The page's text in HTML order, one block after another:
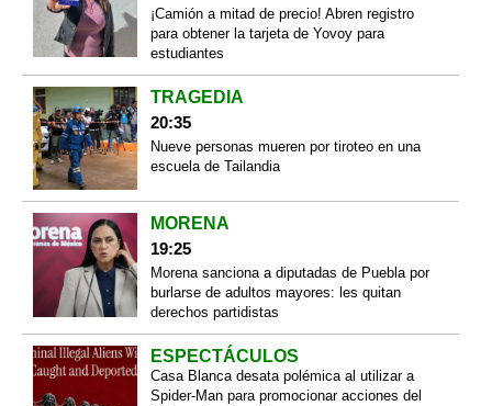
¡Camión a mitad de precio! Abren registro
para obtener la tarjeta de Yovoy para
estudiantes
TRAGEDIA
20:35
Nueve personas mueren por tiroteo en una
escuela de Tailandia
MORENA
19:25
Morena sanciona a diputadas de Puebla por
burlarse de adultos mayores: les quitan
derechos partidistas
ESPECTÁCULOS
Casa Blanca desata polémica al utilizar a
Spider-Man para promocionar acciones del